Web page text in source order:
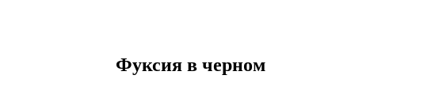
Фуксия в черном